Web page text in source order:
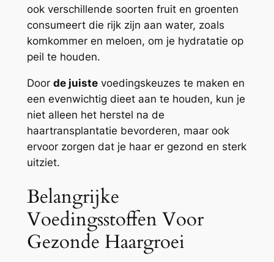
ook verschillende soorten fruit en groenten
consumeert die rijk zijn aan water, zoals
komkommer en meloen, om je hydratatie op
peil te houden.
Door de juistevoedingskeuzes te maken en
een evenwichtig dieet aan te houden, kun je
niet alleen het herstel na de
haartransplantatie bevorderen, maar ook
ervoor zorgen dat je haar er gezond en sterk
uitziet.
Belangrijke
Voedingsstoffen Voor
Gezonde Haargroei